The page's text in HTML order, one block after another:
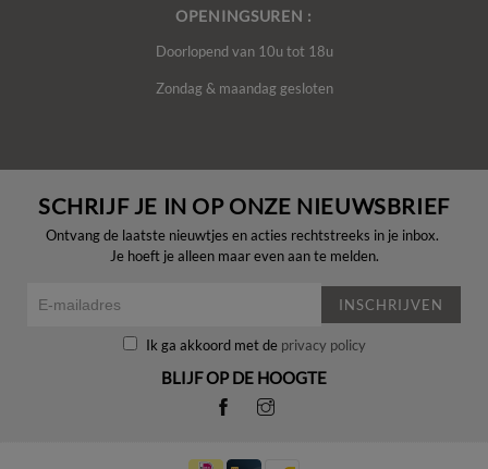
OPENINGSUREN :
Doorlopend van 10u tot 18u
Zondag & maandag gesloten
SCHRIJF JE IN OP ONZE NIEUWSBRIEF
Ontvang de laatste nieuwtjes en acties rechtstreeks in je inbox.
Je hoeft je alleen maar even aan te melden.
INSCHRIJVEN
Ik ga akkoord met de privacy policy
BLIJF OP DE HOOGTE